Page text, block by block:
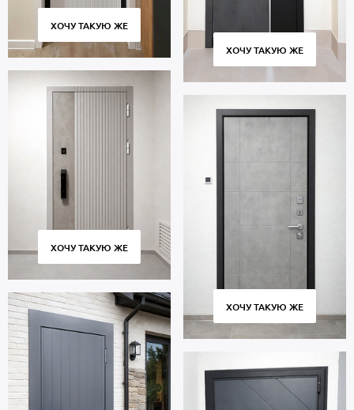
ХОЧУ ТАКУЮ ЖЕ
ХОЧУ ТАКУЮ ЖЕ
ХОЧУ ТАКУЮ ЖЕ
ХОЧУ ТАКУЮ ЖЕ